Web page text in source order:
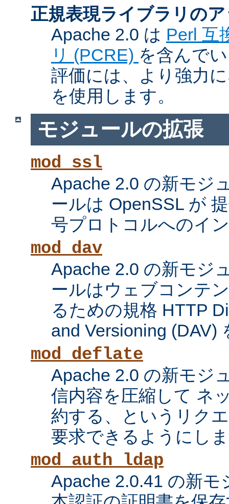
正規表現ライブラリの
Apache 2.0 は Perl 互
リ (PCRE) を含んで
評価には、より強力
を使用します。
モジュールの拡張
mod_ssl
Apache 2.0 の新モジ
ールは OpenSSL が
号プロトコルへのイ
mod_dav
Apache 2.0 の新モジ
ールはウェブコンテ
るための規格 HTTP
and Versioning (DAV)
mod_deflate
Apache 2.0 の新モジ
信内容を圧縮して ネ
約する、というリク
要求できるようにし
mod_auth_ldap
Apache 2.0.41 の新モ